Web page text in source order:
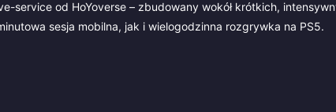
service od HoYoverse – zbudowany wokół krótkich,
sesja mobilna, jak i wielogodzinna rozgrywka na PS5.